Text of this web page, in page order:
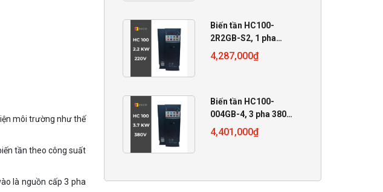
môi trường như thế
tần theo công suất
là nguồn cấp 3 pha
Biến tần HC100-
2R2GB-S2, 1 pha
220V, 2.2 KW
4,287,000₫
Biến tần HC100-
004GB-4, 3 pha 380V,
4 KW
4,401,000₫